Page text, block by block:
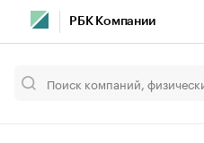
РБК Компании